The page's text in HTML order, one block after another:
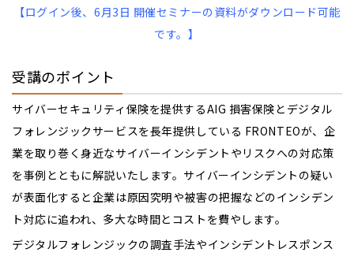
【ログイン後、6月3日 開催セミナーの資料がダウンロード可能
です。】
受講のポイント
サイバーセキュリティ保険を提供するAIG 損害保険とデジタル
フォレンジックサービスを長年提供している FRONTEOが、企
業を取り巻く身近なサイバーインシデントやリスクへの対応策
を事例とともに解説いたします。サイバーインシデントの疑い
が表面化すると企業は原因究明や被害の把握などのインシデン
ト対応に追われ、多大な時間とコストを費やします。
デジタルフォレンジックの調査手法やインシデントレスポンス